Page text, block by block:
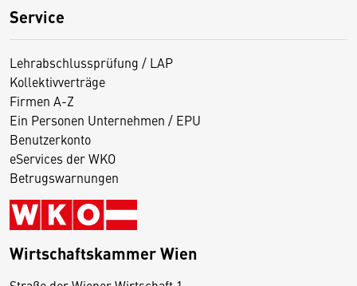
Service
Lehrabschlussprüfung / LAP
Kollektivverträge
Firmen A-Z
Ein Personen Unternehmen / EPU
Benutzerkonto
eServices der WKO
Betrugswarnungen
Wirtschaftskammer Wien